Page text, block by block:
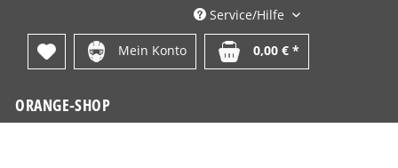
Service/Hilfe
Mein Konto 0,00 € *
ORANGE-SHOP